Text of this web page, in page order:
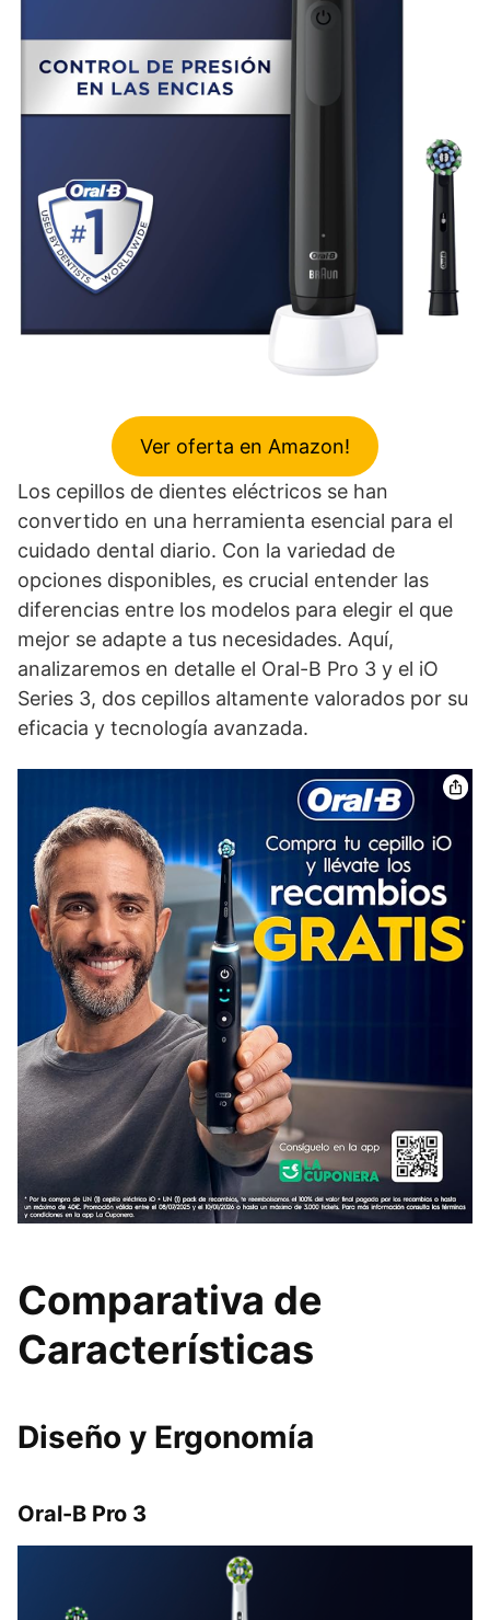
Ver oferta en Amazon!
Los cepillos de dientes eléctricos se han
convertido en una herramienta esencial para el
cuidado dental diario. Con la variedad de
opciones disponibles, es crucial entender las
diferencias entre los modelos para elegir el que
mejor se adapte a tus necesidades. Aquí,
analizaremos en detalle el Oral-B Pro 3 y el iO
Series 3, dos cepillos altamente valorados por su
eficacia y tecnología avanzada.
Comparativa de
Características
Diseño y Ergonomía
Oral-B Pro 3